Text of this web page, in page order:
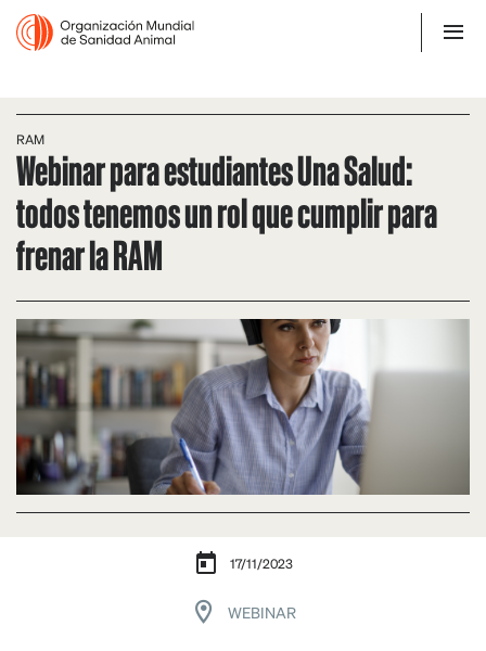
RAM
Webinar para estudiantes Una Salud:
todos tenemos un rol que cumplir para
frenar la RAM
17/11/2023
WEBINAR